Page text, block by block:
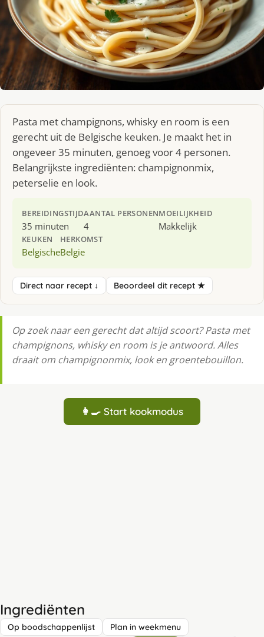
Pasta met champignons, whisky en room is een
gerecht uit de Belgische keuken. Je maakt het in
ongeveer 35 minuten, genoeg voor 4 personen.
Belangrijkste ingrediënten: champignonmix,
peterselie en look.
BEREIDINGSTIJD
35 minuten
AANTAL PERSONEN
4
MOEILIJKHEID
Makkelijk
KEUKEN
Belgische
HERKOMST
Belgie
Direct naar recept ↓ Beoordeel dit recept ★
Op zoek naar een gerecht dat altijd scoort? Pasta met
champignons, whisky en room is je antwoord. Alles
draait om champignonmix, look en groentebouillon.
👩‍🍳 Start kookmodus
Ingrediënten
Op boodschappenlijst Plan in weekmenu